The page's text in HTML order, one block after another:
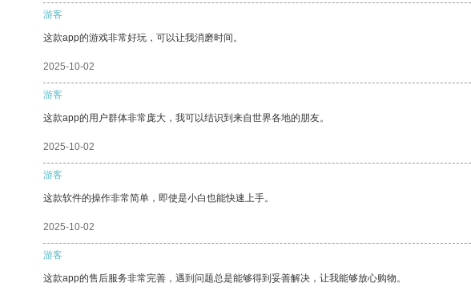
游客
这款app的游戏非常好玩，可以让我消磨时间。
2025-10-02
游客
这款app的用户群体非常庞大，我可以结识到来自世界各地的朋友。
2025-10-02
游客
这款软件的操作非常简单，即使是小白也能快速上手。
2025-10-02
游客
这款app的售后服务非常完善，遇到问题总是能够得到妥善解决，让我能够放心购物。